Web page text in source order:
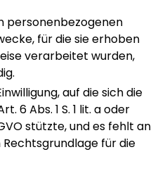
personenbezogenen
für die sie erhoben
verarbeitet wurden,
auf die sich die
6 Abs. 1 S. 1 lit. a oder
stützte, und es fehlt an
für die